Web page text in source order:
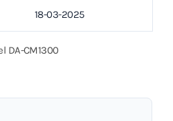
18-03-2025
DA-CM1300